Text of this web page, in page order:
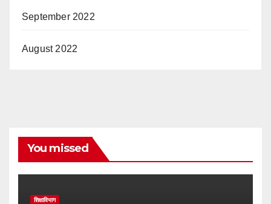
September 2022
August 2022
You missed
शिक्षाविभाग